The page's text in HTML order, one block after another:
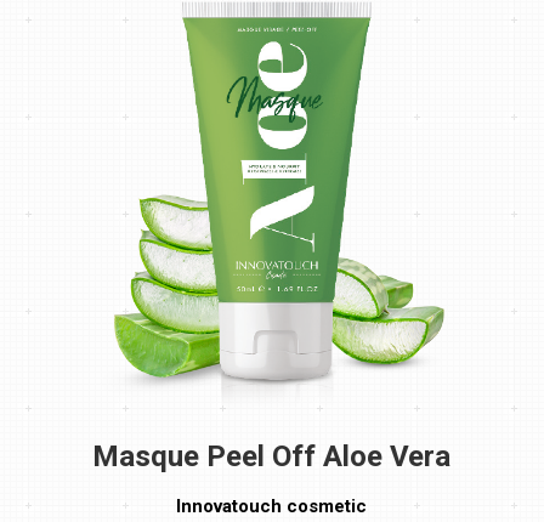
Masque Peel Off Aloe Vera
Innovatouch cosmetic